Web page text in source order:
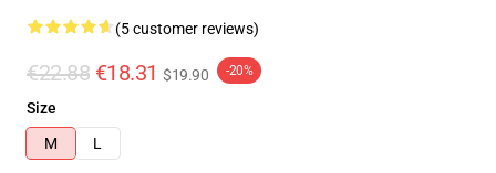
(5 customer reviews)
€22.88 €18.31 $19.90 -20%
Size
M
L